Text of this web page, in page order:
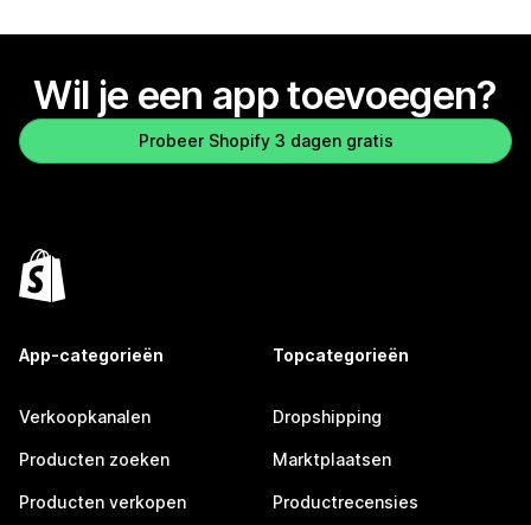
Wil je een app toevoegen?
Probeer Shopify 3 dagen gratis
App-categorieën
Verkoopkanalen
Producten zoeken
Producten verkopen
Topcategorieën
Dropshipping
Marktplaatsen
Productrecensies